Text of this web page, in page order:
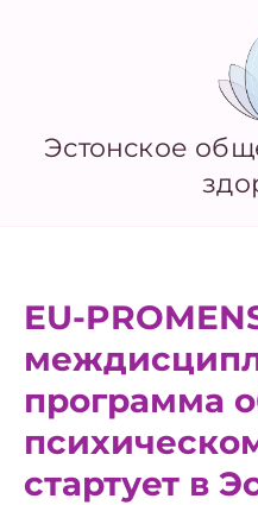
Эстонское
EU-
программа
стартует в